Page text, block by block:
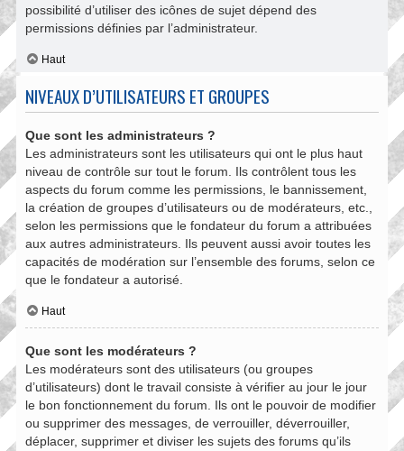
possibilité d’utiliser des icônes de sujet dépend des
permissions définies par l’administrateur.
Haut
NIVEAUX D’UTILISATEURS ET GROUPES
Que sont les administrateurs ?
Les administrateurs sont les utilisateurs qui ont le plus haut
niveau de contrôle sur tout le forum. Ils contrôlent tous les
aspects du forum comme les permissions, le bannissement,
la création de groupes d’utilisateurs ou de modérateurs, etc.,
selon les permissions que le fondateur du forum a attribuées
aux autres administrateurs. Ils peuvent aussi avoir toutes les
capacités de modération sur l’ensemble des forums, selon ce
que le fondateur a autorisé.
Haut
Que sont les modérateurs ?
Les modérateurs sont des utilisateurs (ou groupes
d’utilisateurs) dont le travail consiste à vérifier au jour le jour
le bon fonctionnement du forum. Ils ont le pouvoir de modifier
ou supprimer des messages, de verrouiller, déverrouiller,
déplacer, supprimer et diviser les sujets des forums qu’ils